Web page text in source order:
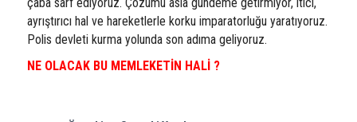
ayrıştırıcı hal ve hareketlerle korku imparatorluğu yaratıyoruz.
Polis devleti kurma yolunda son adıma geliyoruz.
NE OLACAK BU MEMLEKETİN HALİ ?